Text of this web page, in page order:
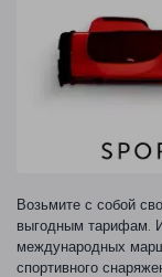
Возьмите с собой
выгодным тарифам.
международных
спортивного